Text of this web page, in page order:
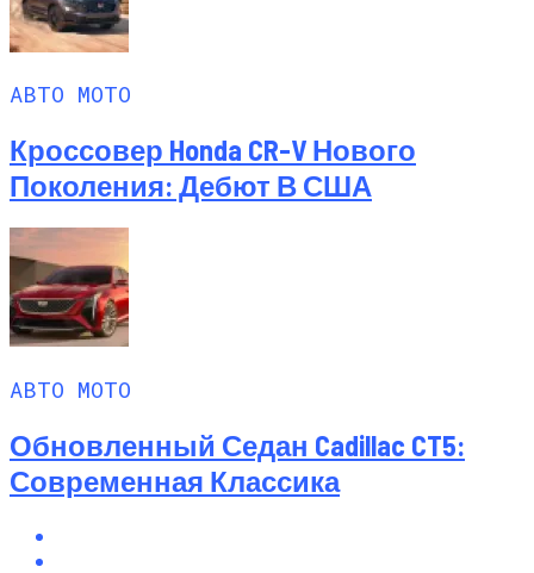
АВТО МОТО
Кроссовер Honda CR-V Нового
Поколения: Дебют В США
АВТО МОТО
Обновленный Седан Cadillac CT5:
Современная Классика